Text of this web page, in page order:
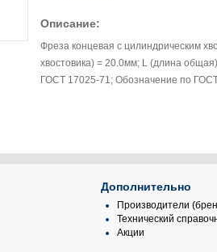
Описание:
Фреза концевая с цилиндрическим
хвостовика) = 20.0мм; L (длина
ГОСТ 17025-71; Обозначение по
Дополнительно
Производители
Технический
Акции